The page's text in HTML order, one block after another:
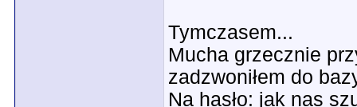
Tymczasem...
Mucha grzecznie
zadzwoniłem do
Na hasło: jak nas